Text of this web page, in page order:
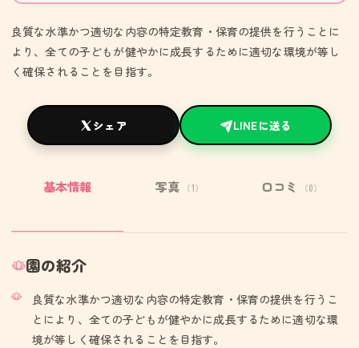
良質な水準かつ適切な内容の特定教育・保育の提供を行うことに
より、全ての子どもが健やかに成長するために適切な環境が等し
く確保されることを目指す。
シェア LINEに送る
基本情報 写真 （1） 口コミ （0）
園の紹介
良質な水準かつ適切な内容の特定教育・保育の提供を行うこ
とにより、全ての子どもが健やかに成長するために適切な環
境が等しく確保されることを目指す。